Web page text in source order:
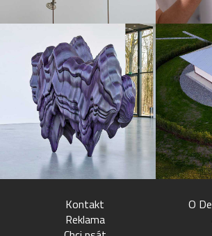
Kontakt
Reklama
O